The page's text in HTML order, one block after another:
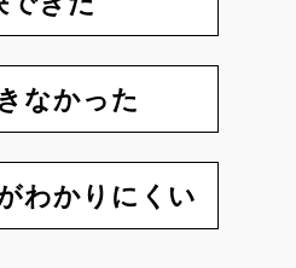
なかった
わかりにくい